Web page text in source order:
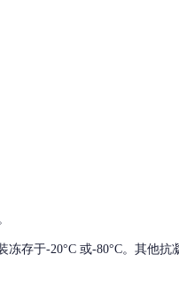
存于-20°C 或-80°C。其他抗